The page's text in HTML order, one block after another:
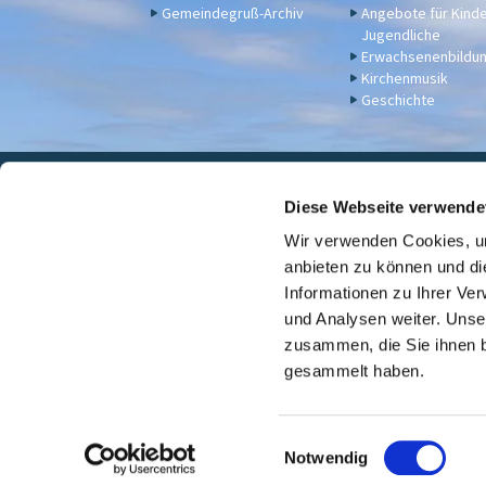
Diese Webseite
Wir verwenden Cookies,
anbieten zu können und
Informationen zu Ihrer
und Analysen weiter.
zusammen, die Sie ihnen
gesammelt haben.
i
Notwendig
Gemeindegruß-Archiv
Angebote für
Jugendliche
Kirchenmusik
Geschichte
Für Spenden u. a. -